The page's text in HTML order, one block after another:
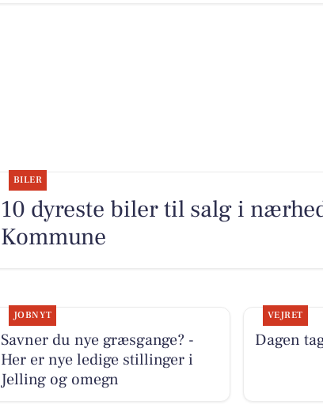
BILER
10 dyreste biler til salg i
Kommune
JOBNYT
Savner du nye græsgange? -
Her er nye ledige stillinger i
Jelling og omegn
VEJRET
Dagen